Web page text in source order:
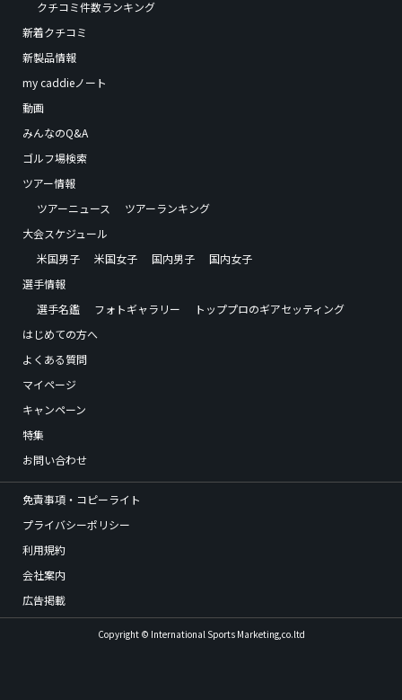
クチコミ件数ランキング
新着クチコミ
新製品情報
my caddieノート
動画
みんなのQ&A
ゴルフ場検索
ツアー情報
ツアーニュース
ツアーランキング
大会スケジュール
米国男子
米国女子 国内男子
国内女子
選手情報
選手名鑑
フォトギャラリー
トッププロのギアセッティング
はじめての方へ
よくある質問
マイページ
キャンペーン
特集
お問い合わせ
免責事項・コピーライト
プライバシーポリシー
利用規約
会社案内
広告掲載
Copyright © International Sports Marketing,co.ltd